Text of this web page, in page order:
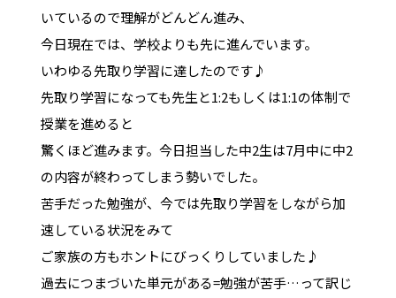
いているので理解がどんどん進み、
今日現在では、学校よりも先に進んでいます。
いわゆる先取り学習に達したのです♪
先取り学習になっても先生と1:2もしくは1:1の体制で
授業を進めると
驚くほど進みます。今日担当した中2生は7月中に中2
の内容が終わってしまう勢いでした。
苦手だった勉強が、今では先取り学習をしながら加
速している状況をみて
ご家族の方もホントにびっくりしていました♪
過去につまづいた単元がある=勉強が苦手…って訳じ